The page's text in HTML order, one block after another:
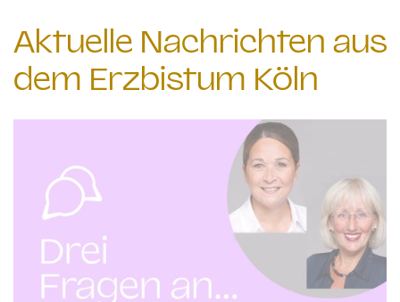
Aktuelle Nachrichten aus
dem Erzbistum Köln